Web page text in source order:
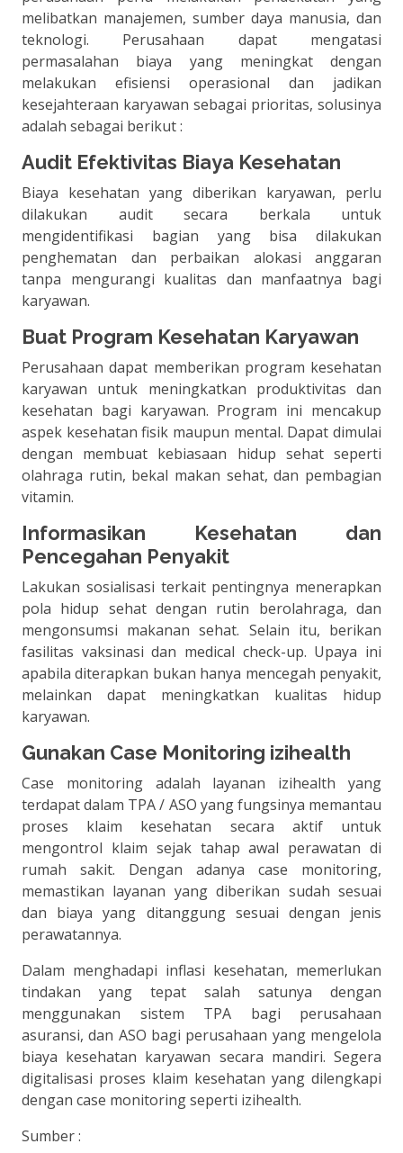
melibatkan manajemen, sumber daya manusia, dan
teknologi. Perusahaan dapat mengatasi
permasalahan biaya yang meningkat dengan
melakukan efisiensi operasional dan jadikan
kesejahteraan karyawan sebagai prioritas, solusinya
adalah sebagai berikut :
Audit Efektivitas Biaya Kesehatan
Biaya kesehatan yang diberikan karyawan, perlu
dilakukan audit secara berkala untuk
mengidentifikasi bagian yang bisa dilakukan
penghematan dan perbaikan alokasi anggaran
tanpa mengurangi kualitas dan manfaatnya bagi
karyawan.
Buat Program Kesehatan Karyawan
Perusahaan dapat memberikan program kesehatan
karyawan untuk meningkatkan produktivitas dan
kesehatan bagi karyawan. Program ini mencakup
aspek kesehatan fisik maupun mental. Dapat dimulai
dengan membuat kebiasaan hidup sehat seperti
olahraga rutin, bekal makan sehat, dan pembagian
vitamin.
Informasikan Kesehatan dan
Pencegahan Penyakit
Lakukan sosialisasi terkait pentingnya menerapkan
pola hidup sehat dengan rutin berolahraga, dan
mengonsumsi makanan sehat. Selain itu, berikan
fasilitas vaksinasi dan medical check-up. Upaya ini
apabila diterapkan bukan hanya mencegah penyakit,
melainkan dapat meningkatkan kualitas hidup
karyawan.
Gunakan Case Monitoring izihealth
Case monitoring adalah layanan izihealth yang
terdapat dalam TPA / ASO yang fungsinya memantau
proses klaim kesehatan secara aktif untuk
mengontrol klaim sejak tahap awal perawatan di
rumah sakit. Dengan adanya case monitoring,
memastikan layanan yang diberikan sudah sesuai
dan biaya yang ditanggung sesuai dengan jenis
perawatannya.
Dalam menghadapi inflasi kesehatan, memerlukan
tindakan yang tepat salah satunya dengan
menggunakan sistem TPA bagi perusahaan
asuransi, dan ASO bagi perusahaan yang mengelola
biaya kesehatan karyawan secara mandiri. Segera
digitalisasi proses klaim kesehatan yang dilengkapi
dengan case monitoring seperti izihealth.
Sumber :